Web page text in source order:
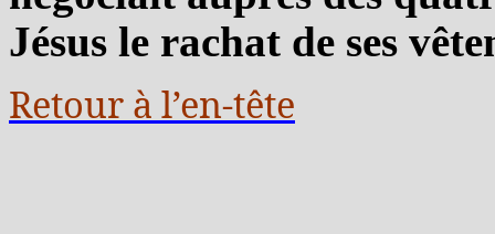
Jésus le rachat de ses
Retour à l’en-tête